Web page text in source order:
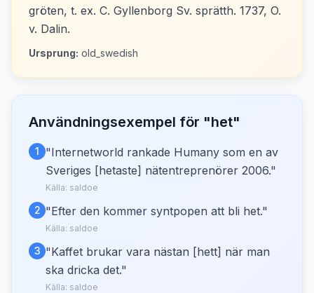
gröten, t. ex. C. Gyllenborg Sv. sprätth. 1737, O.
v. Dalin.
Ursprung: old_swedish
Användningsexempel för "het"
1 "Internetworld rankade Humany som en av
Sveriges [hetaste] nätentreprenörer 2006."
Källa: saldoe
2 "Efter den kommer syntpopen att bli het."
Källa: saldoe
3 "Kaffet brukar vara nästan [hett] när man
ska dricka det."
Källa: saldoe